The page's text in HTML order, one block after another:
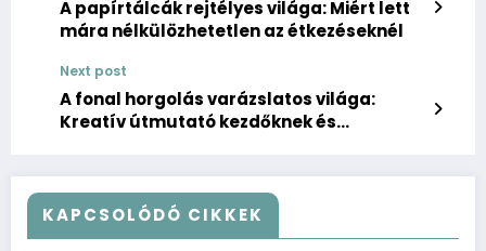
A papírtálcák rejtélyes világa: Miért lett
mára nélkülözhetetlen az étkezéseknél
Next post
A fonal horgolás varázslatos világa:
Kreatív útmutató kezdőknek és
KAPCSOLÓDÓ CIKKEK